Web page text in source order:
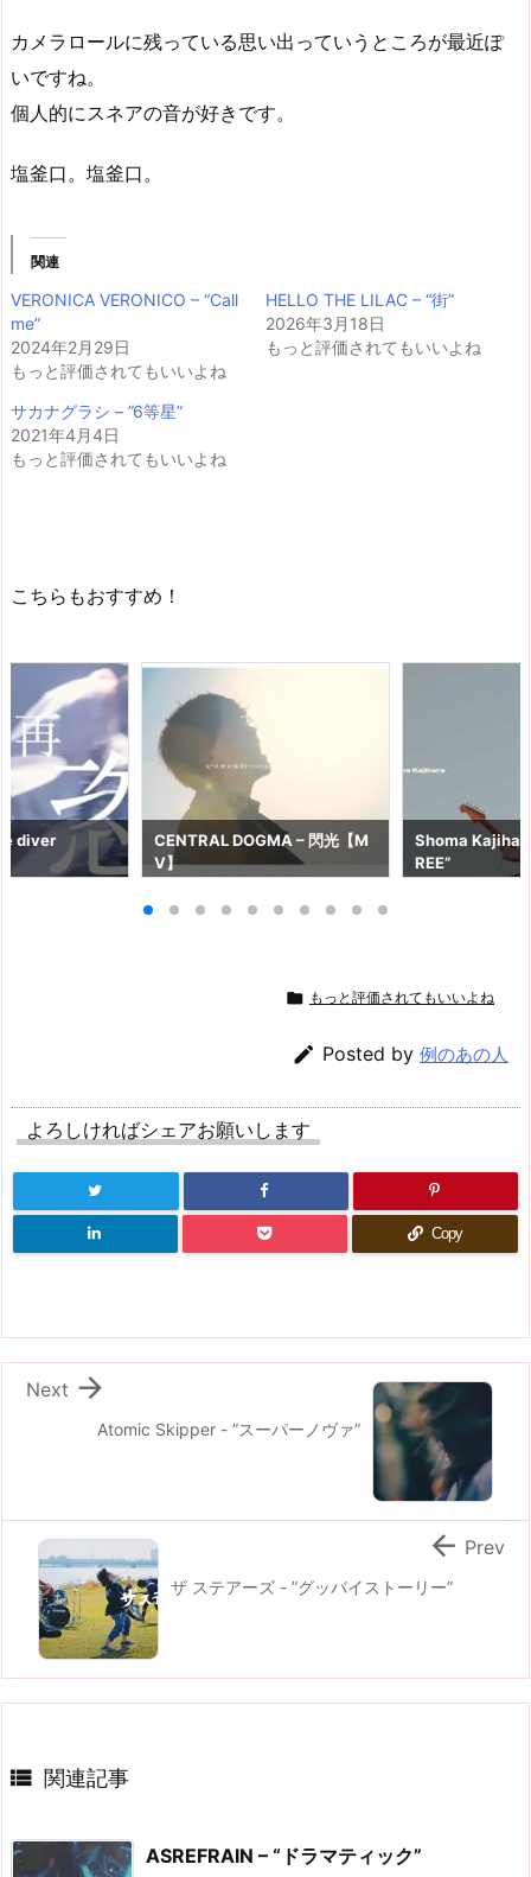
カメラロールに残っている思い出っていうところが最近ぽ
いですね。
個人的にスネアの音が好きです。
塩釜口。塩釜口。
関連
VERONICA VERONICO – “Call
me”
2024年2月29日
もっと評価されてもいいよね
HELLO THE LILAC – “街”
2026年3月18日
もっと評価されてもいいよね
サカナグラシ – ”6等星”
2021年4月4日
もっと評価されてもいいよね
こちらもおすすめ！
diver
CENTRAL DOGMA – 閃光【M
V】
Shoma
REE”
 もっと評価されてもいいよね
 Posted by 例のあの人
よろしければシェアお願いします
Copy
Atomic Skipper - ”スーパーノヴァ”

Next
ザ ステアーズ - ”グッバイストーリー”
 Prev
 関連記事
ASREFRAIN – “ドラマティック”